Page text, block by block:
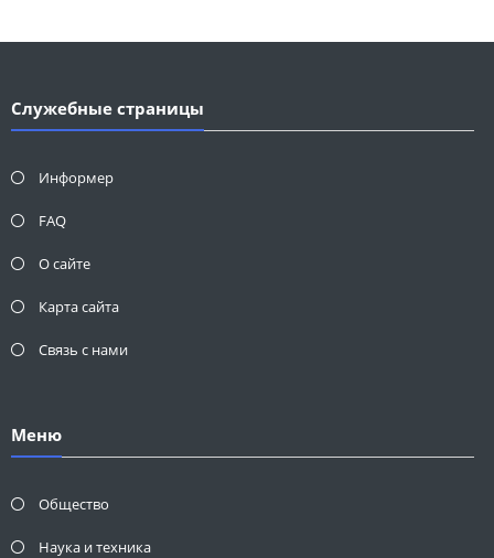
Служебные страницы
Информер
FAQ
О сайте
Карта сайта
Связь с нами
Меню
Общество
Наука и техника